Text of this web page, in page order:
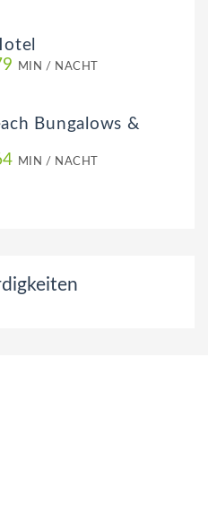
MIN / NACHT
Bungalows &
MIN / NACHT